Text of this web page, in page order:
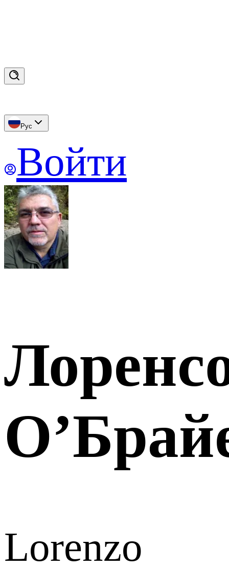
Рус
Войти
Lorenzo